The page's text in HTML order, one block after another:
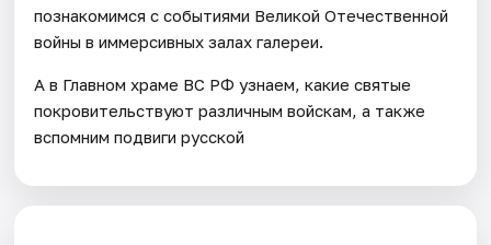
познакомимся с событиями Великой Отечественной
войны в иммерсивных залах галереи.
А в Главном храме ВС РФ узнаем, какие святые
покровительствуют различным войскам, а также
вспомним подвиги русской